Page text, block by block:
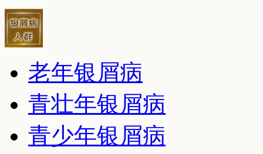
老年银屑病
青壮年银屑病
青少年银屑病